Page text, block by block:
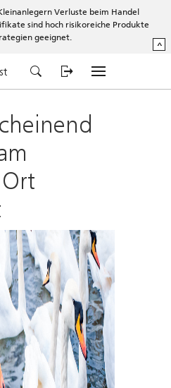
Verluste beim Handel
sind hoch risikoreiche Produkte
geeignet.
^